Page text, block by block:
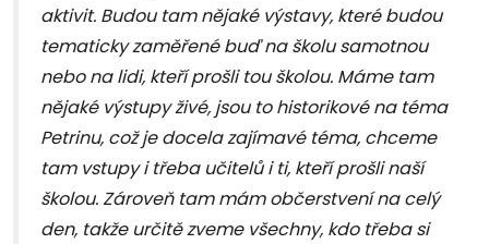
aktivit. Budou tam nějaké výstavy, které budou
tematicky zaměřené buď na školu samotnou
nebo na lidi, kteří prošli tou školou. Máme tam
nějaké výstupy živé, jsou to historikové na téma
Petrinu, což je docela zajímavé téma, chceme
tam vstupy i třeba učitelů i ti, kteří prošli naší
školou. Zároveň tam mám občerstvení na celý
den, takže určitě zveme všechny, kdo třeba si